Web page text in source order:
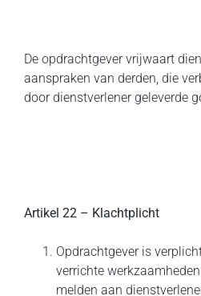
De opdrachtgever vrijwaart
aanspraken van derden, die
door dienstverlener geleverde
Artikel 22 – Klachtplicht
Opdrachtgever is
verrichte
melden aan